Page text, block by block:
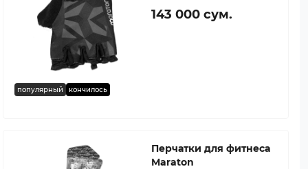
популярный кончилось
143 000 сум.
Перчатки для фитнеса
Maraton